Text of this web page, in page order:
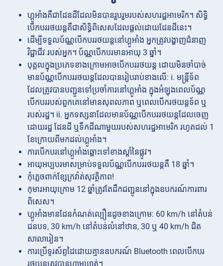
ហ្គូអាំងគឺជាដែនដីដែលមិនបានរួបរួមរបស់សហរដ្ឋអាមេរិក។ សិទ្ធិ
បើកបររថយន្តគឺជាសិទ្ធិពិសេសដែលផ្តល់ដោយដែនដីនេះ។
ដើម្បីទទួលប័ណ្ណបើកបររថយន្តនៅហ្គូអាំង អ្នកត្រូវបង្ហាញជំនាញ
វិជ្ជាជីវៈរបស់អ្នក។ ប័ណ្ណបើកបរមានអាយុ 3 ឆ្នាំ។
បុគ្គលក្នុងប្រភេទខាងក្រោមអាចបើកបររថយន្ត ដោយមិនចាំបាច់
មានប័ណ្ណបើកបររថយន្តដែលបានរៀបរាប់ខាងលើ: i. មន្ត្រីទ័ព
ដែលត្រូវបានបញ្ជូនទៅប្រចាំការនៅហ្គូអាំង ក្នុងអំឡុងពេលប័ណ្ណ
បើកបររបស់ពួកគេនៅមានសុពលភាព ឬពេលបើករថយន្តទ័ព ឬ
របស់រដ្ឋ។ ii. អ្នកទស្សនាដែលមានប័ណ្ណបើកបររថយន្តដែលចេញ
ដោយរដ្ឋ ដែនដី ឬទឹកដីណាមួយរបស់សហរដ្ឋអាមេរិក រហូតដល់ 1
ខែក្រោយពីមកដល់ហ្គូអាំង។
ការបើកបរនៅហ្គូអាំងឆ្ពោះទៅខាងស្ដាំនៃផ្លូវ។
អាយុអប្បបរមាសម្រាប់ទទួលប័ណ្ណបើកបររថយន្តគឺ 18 ឆ្នាំ។
កុំភ្លេចពាក់ខ្សែក្រវ៉ាត់សុវត្ថិភាព!
កុមារអាយុក្រោម 12 ឆ្នាំត្រូវតែដឹកជញ្ជូននៅក្នុងឧបករណ៍ការពារ
ពិសេស។
ហ្គូអាំងមានដែនកំណត់ល្បឿនដូចខាងក្រោម: 60 km/h នៅតំបន់
ជនបទ, 30 km/h នៅតំបន់លំនៅឋាន, 30 ឬ 40 km/h ជិត
សាលារៀន។
ការប្រើទូរស័ព្ទដៃដោយគ្មានឧបករណ៍ Bluetooth ពេលបើកបរ
រថយន្តត្រូវបានហាមឃាត់។